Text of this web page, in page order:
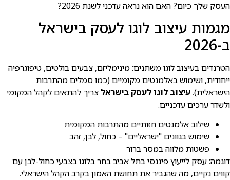
העסק שלך כיום? האם הוא נראה עדכני לשנת 2026?
מגמות עיצוב לוגו לעסק בישראל
ב-2026
הטרנדים בעיצוב לוגו משתנים: מינימליזם, צבעים בולטים, טיפוגרפיה
ייחודית, ושימוש באלמנטים מקומיים (כמו סמלים מהתרבות
הישראלית).עיצוב לוגו לעסק בישראל צריך להתאים לקהל המקומי
ולשדר ערכים עדכניים.
שילוב אלמנטים חזותיים מהתרבות המקומית
שימוש בגוונים "ישראליים" – כחול, לבן, זהב
פשטות מלווה במסר ברור
דוגמה: עסק לייעוץ פיננסי בתל אביב בחר בלוגו בצבעי כחול-לבן עם
קווים נקיים, מה שהגביר את תחושת האמון בקרב הקהל הישראלי.